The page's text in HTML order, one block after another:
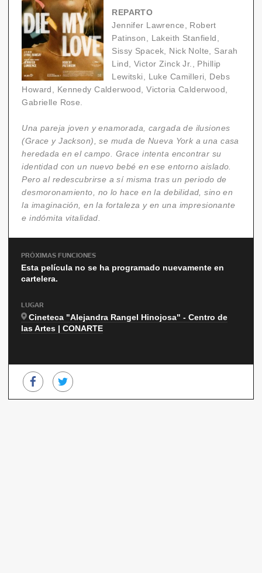
REPARTO
Jennifer Lawrence, Robert
Patinson, Lakeith Stanfield,
Sissy Spacek, Nick Nolte, Sarah
Lind, Victor Zinck Jr., Phillip
Lewitski, Luke Camilleri, Debs
Howard, Kennedy Calderwood, Victoria Calderwood,
Gabrielle Rose.
Una pareja joven y enamorada, cargada de ilusiones
(Grace y Jackson), se muda de Nueva York a una casa
heredada en el campo. Grace intenta encontrar su
identidad con un nuevo bebé en ese entorno aislado.
Pero al redescubrirse a sí misma tras un periodo de
desmoronamiento, no lo hace en la debilidad, sino en
la imaginación, en la fortaleza y en una impresionante
e indómita vitalidad.
PRÓXIMAS FUNCIONES
Esta película no se ha programado nuevamente en
cartelera.
LUGAR
Cineteca "Alejandra Rangel Hinojosa" - Centro de
las Artes | CONARTE